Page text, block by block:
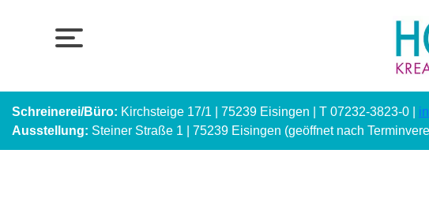
Schreinerei/Büro: Kirchsteige 17/1 | 75239 Eisingen | T 07232-3823-0 |
Ausstellung: Steiner Straße 1 | 75239 Eisingen (geöffnet nach